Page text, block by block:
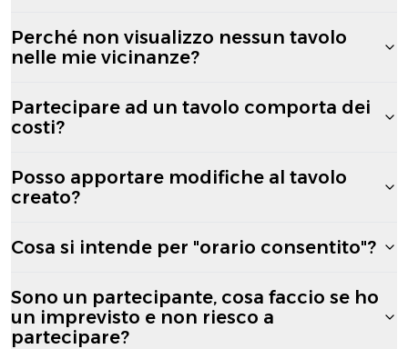
Perché non visualizzo nessun tavolo
nelle mie vicinanze?
Partecipare ad un tavolo comporta dei
costi?
Posso apportare modifiche al tavolo
creato?
Cosa si intende per "orario consentito"?
Sono un partecipante, cosa faccio se ho
un imprevisto e non riesco a
partecipare?